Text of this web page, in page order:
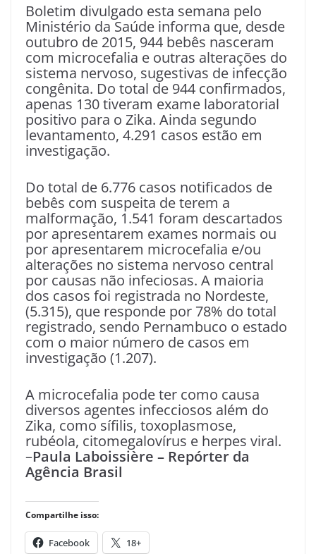
Boletim divulgado esta semana pelo
Ministério da Saúde informa que, desde
outubro de 2015, 944 bebês nasceram
com microcefalia e outras alterações do
sistema nervoso, sugestivas de infecção
congênita. Do total de 944 confirmados,
apenas 130 tiveram exame laboratorial
positivo para o Zika. Ainda segundo
levantamento, 4.291 casos estão em
investigação.
Do total de 6.776 casos notificados de
bebês com suspeita de terem a
malformação, 1.541 foram descartados
por apresentarem exames normais ou
por apresentarem microcefalia e/ou
alterações no sistema nervoso central
por causas não infeciosas. A maioria
dos casos foi registrada no Nordeste,
(5.315), que responde por 78% do total
registrado, sendo Pernambuco o estado
com o maior número de casos em
investigação (1.207).
A microcefalia pode ter como causa
diversos agentes infecciosos além do
Zika, como sífilis, toxoplasmose,
rubéola, citomegalovírus e herpes viral.
–Paula Laboissière – Repórter da
Agência Brasil
Compartilhe isso:
Facebook 18+